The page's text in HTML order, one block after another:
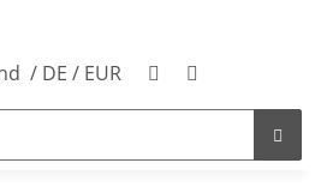
/ DE / EUR